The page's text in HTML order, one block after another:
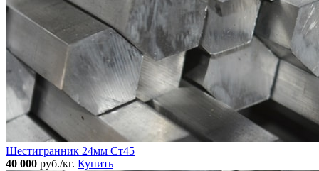
Шестигранник 24мм Ст45
40 000 руб./кг. Купить